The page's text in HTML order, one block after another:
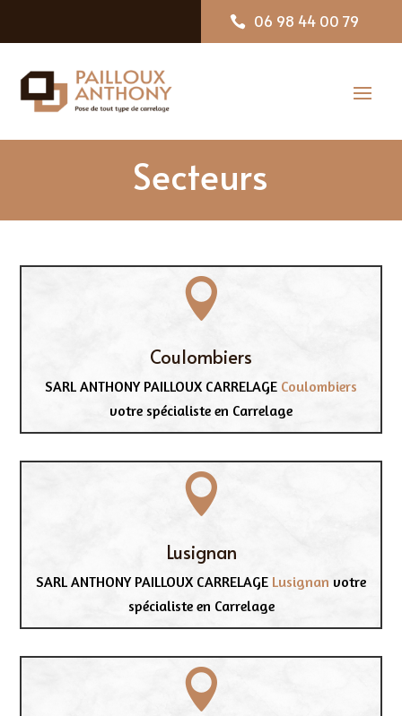
 06 98 44 00 79
Secteurs

Coulombiers
SARL ANTHONY PAILLOUX CARRELAGE Coulombiers
votre spécialiste en Carrelage

Lusignan
SARL ANTHONY PAILLOUX CARRELAGE Lusignan votre
spécialiste en Carrelage
